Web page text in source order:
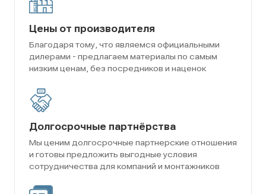
Цены от производителя
Благодаря тому, что являемся официальными
дилерами - предлагаем материалы по самым
низким ценам, без посредников и наценок
Долгосрочные партнёрства
Мы ценим долгосрочные партнерские отношения
и готовы предложить выгодные условия
сотрудничества для компаний и монтажников